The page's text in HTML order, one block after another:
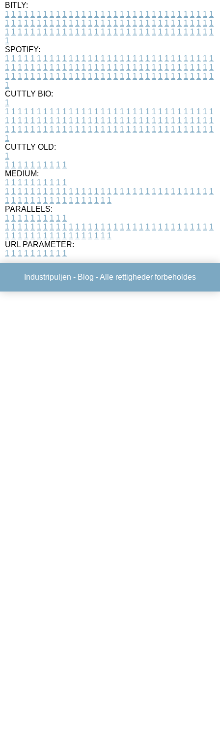
BITLY:
1 1 1 1 1 1 1 1 1 1 1 1 1 1 1 1 1 1 1 1 1 1 1 1 1 1 1 1 1 1 1 1 1
1 1 1 1 1 1 1 1 1 1 1 1 1 1 1 1 1 1 1 1 1 1 1 1 1 1 1 1 1 1 1 1 1
1 1 1 1 1 1 1 1 1 1 1 1 1 1 1 1 1 1 1 1 1 1 1 1 1 1 1 1 1 1 1 1 1
1
SPOTIFY:
1 1 1 1 1 1 1 1 1 1 1 1 1 1 1 1 1 1 1 1 1 1 1 1 1 1 1 1 1 1 1 1 1
1 1 1 1 1 1 1 1 1 1 1 1 1 1 1 1 1 1 1 1 1 1 1 1 1 1 1 1 1 1 1 1 1
1 1 1 1 1 1 1 1 1 1 1 1 1 1 1 1 1 1 1 1 1 1 1 1 1 1 1 1 1 1 1 1 1
1
CUTTLY BIO:
1
1 1 1 1 1 1 1 1 1 1 1 1 1 1 1 1 1 1 1 1 1 1 1 1 1 1 1 1 1 1 1 1 1
1 1 1 1 1 1 1 1 1 1 1 1 1 1 1 1 1 1 1 1 1 1 1 1 1 1 1 1 1 1 1 1 1
1 1 1 1 1 1 1 1 1 1 1 1 1 1 1 1 1 1 1 1 1 1 1 1 1 1 1 1 1 1 1 1 1
1
CUTTLY OLD:
1
1 1 1 1 1 1 1 1 1 1
MEDIUM:
1 1 1 1 1 1 1 1 1 1
1 1 1 1 1 1 1 1 1 1 1 1 1 1 1 1 1 1 1 1 1 1 1 1 1 1 1 1 1 1 1 1 1
1 1 1 1 1 1 1 1 1 1 1 1 1 1 1 1 1
PARALLELS:
1 1 1 1 1 1 1 1 1 1
1 1 1 1 1 1 1 1 1 1 1 1 1 1 1 1 1 1 1 1 1 1 1 1 1 1 1 1 1 1 1 1 1
1 1 1 1 1 1 1 1 1 1 1 1 1 1 1 1 1
URL PARAMETER:
1 1 1 1 1 1 1 1 1 1
Industripuljen - Blog - Alle rettigheder forbeholdes